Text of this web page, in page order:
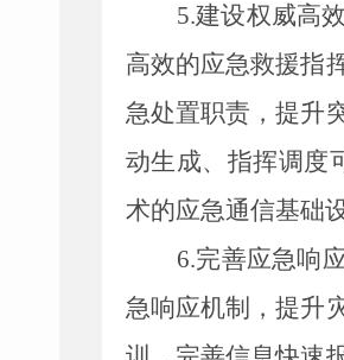
5.建设权威高
高效的应急救援指
急处置职责，提升
动生成、指挥调度
术的应急通信基础
6.完善应急响
急响应机制，提升